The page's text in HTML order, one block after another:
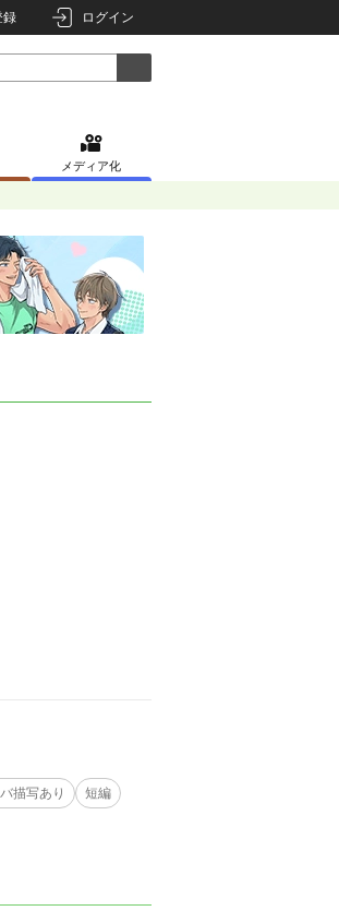
録 ログイン
メディア化
描写あり 短編